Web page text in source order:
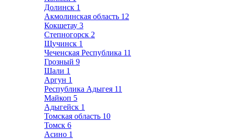
Долинск 1
Акмолинская область 12
Кокшетау 3
Степногорск 2
Щучинск 1
Чеченская Республика 11
Грозный 9
Шали 1
Аргун 1
Республика Адыгея 11
Майкоп 5
Адыгейск 1
Томская область 10
Томск 6
Асино 1